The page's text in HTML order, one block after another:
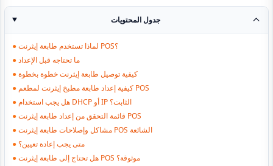
جدول المحتويات
●
لماذا تستخدم طابعة إيثرنت POS؟
●ما تحتاجه قبل الإعداد
●كيفية توصيل طابعة إيثرنت خطوة بخطوة
●
كيفية إعداد طابعة مطبخ إيثرنت لمطعم POS
●
هل يجب استخدام DHCP أو IP الثابت؟
●
قائمة التحقق من إعداد طابعة إيثرنت POS
●
مشاكل وإصلاحات طابعة إيثرنت POS الشائعة
● متى يجب إعادة تعيين؟
●
هل تحتاج إلى طابعة إيثرنت POS موثوقة؟